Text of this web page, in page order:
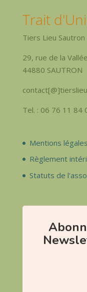
Trait
Tiers Lieu Sautron
29, rue de la Vallée
44880 SAUTRON
Tel. : 06 76 11 84
Mentions légales
Règlement
Statuts de